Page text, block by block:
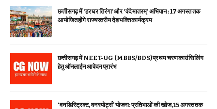
छत्तीसगढ़ में ‘हर घर तिरंगा’ और ‘वंदे मातरम्’ अभियान : 17 अगस्त तक
आयोजित होंगे राज्यस्तरीय देशभक्ति कार्यक्रम
छत्तीसगढ़ में NEET-UG (MBBS/BDS) प्रथम चरण काउंसिलिंग
हेतु ऑनलाईन आवेदन प्रारंभ
‘वन डिस्ट्रिक्ट, वन स्पोर्ट्स’ योजना: प्रतिभाओं की खोज, 15 अगस्त तक